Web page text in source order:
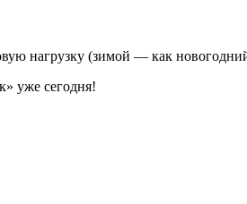
нагрузку (зимой — как
уже сегодня!